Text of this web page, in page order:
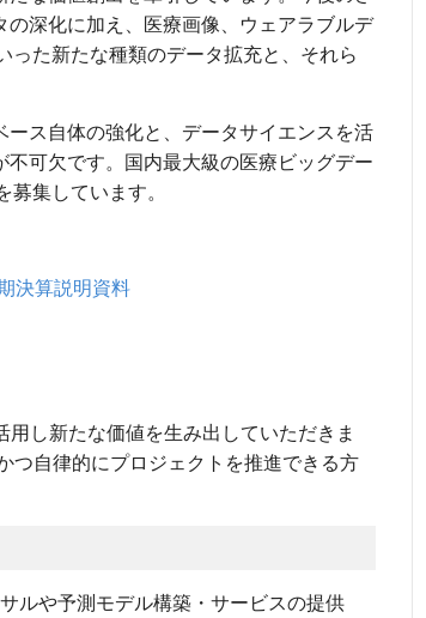
深化に加え、医療画像、ウェアラブルデ
った新たな種類のデータ拡充と、それら
ス自体の強化と、データサイエンスを活
可欠です。国内最大級の医療ビッグデー
集しています。
決算説明資料
し新たな価値を生み出していただきま
つ自律的にプロジェクトを推進できる方
ルや予測モデル構築・サービスの提供